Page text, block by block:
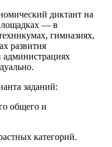
диктант на
— в
гимназиях,
развития
администрациях
заданий:
общего и
категорий.